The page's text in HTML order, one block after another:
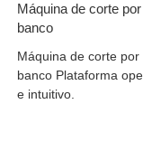
Máquina de corte
banco
Máquina de corte
banco Plataforma
e intuitivo.